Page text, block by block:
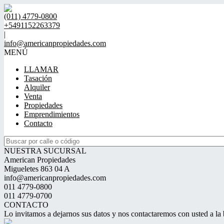
(011) 4779-0800
+5491152263379
|
info@americanpropiedades.com
MENÚ
LLAMAR
Tasación
Alquiler
Venta
Propiedades
Emprendimientos
Contacto
NUESTRA SUCURSAL
American Propiedades
Migueletes 863 04 A
info@americanpropiedades.com
011 4779-0800
011 4779-0700
CONTACTO
Lo invitamos a dejarnos sus datos y nos contactaremos con usted a la